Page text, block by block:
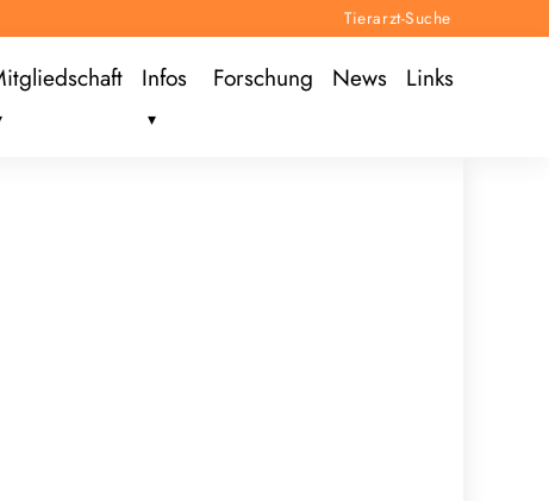
Tierarzt-Suche
Infos Forschung News Links